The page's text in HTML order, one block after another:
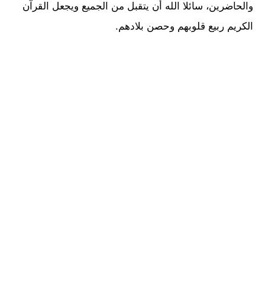
والحاضرين، سائلا الله أن يتقبل من الجميع ويجعل القرآن
الكريم ربيع قلوبهم وحصن بلادهم.